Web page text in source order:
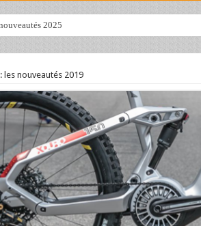
2025
les nouveautés 2019